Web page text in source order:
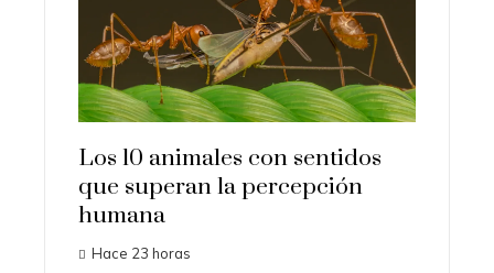
Los 10 animales con sentidos
que superan la percepción
humana
Hace 23 horas